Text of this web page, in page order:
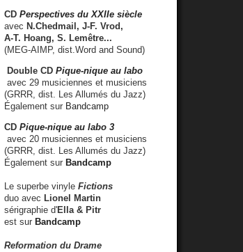
CD Perspectives du XXIIe siècle
avec N.Chedmail, J-F. Vrod,
A-T. Hoang, S. Lemêtre...
(MEG-AIMP, dist.Word and Sound)
Double CD Pique-nique au labo
avec 29 musiciennes et musiciens
(GRRR, dist. Les Allumés du Jazz)
Également sur Bandcamp
CD Pique-nique au labo 3
avec 20 musiciennes et musiciens
(GRRR, dist. Les Allumés du Jazz)
Également sur Bandcamp
Le superbe vinyle Fictions
duo avec Lionel Martin
sérigraphie d'Ella & Pitr
est sur Bandcamp
Reformation du Drame